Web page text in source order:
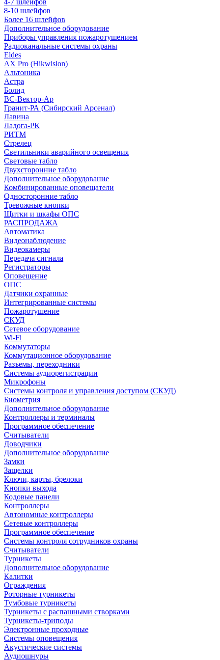
4-7 шлейфов
8-10 шлейфов
Более 16 шлейфов
Дополнительное оборудование
Приборы управления пожаротушением
Радиоканальные системы охраны
Eldes
AX Pro (Hikwision)
Альтоника
Астра
Болид
ВС-Вектор-Ар
Гранит-РА (Сибирский Арсенал)
Лавина
Ладога-РК
РИТМ
Стрелец
Светильники аварийного освещения
Световые табло
Двухсторонние табло
Дополнительное оборудование
Комбинированные оповещатели
Односторонние табло
Тревожные кнопки
Щитки и шкафы ОПС
РАСПРОДАЖА
Автоматика
Видеонаблюдение
Видеокамеры
Передача сигнала
Регистраторы
Оповещение
ОПС
Датчики охранные
Интегрированные системы
Пожаротушение
СКУД
Сетевое оборудование
Wi-Fi
Коммутаторы
Коммутационное оборудование
Разъемы, переходники
Системы аудиорегистрации
Микрофоны
Системы контроля и управления доступом (СКУД)
Биометрия
Дополнительное оборудование
Контроллеры и терминалы
Программное обеспечение
Считыватели
Доводчики
Дополнительное оборудование
Замки
Защелки
Ключи, карты, брелоки
Кнопки выхода
Кодовые панели
Контроллеры
Автономные контроллеры
Сетевые контроллеры
Программное обеспечение
Системы контроля сотрудников охраны
Считыватели
Турникеты
Дополнительное оборудование
Калитки
Ограждения
Роторные турникеты
Тумбовые турникеты
Турникеты с распашными створками
Турникеты-триподы
Электронные проходные
Системы оповещения
Акустические системы
Аудиошнуры